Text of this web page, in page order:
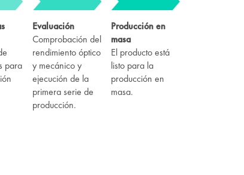
para
Evaluación
Comprobación del
rendimiento óptico
y mecánico y
ejecución de la
primera serie de
producción.
Producción en
masa
El producto está
listo para la
producción en
masa.